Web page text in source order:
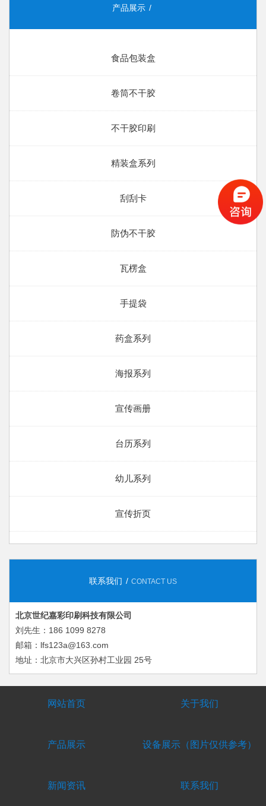
产品展示
食品包装盒
卷筒不干胶
不干胶印刷
精装盒系列
刮刮卡
防伪不干胶
瓦楞盒
手提袋
药盒系列
海报系列
宣传画册
台历系列
幼儿系列
宣传折页
联系我们 CONTACT US
北京世纪嘉彩印刷科技有限公司
刘先生：186 1099 8278
邮箱：lfs123a@163.com
地址：北京市大兴区孙村工业园 25号
网站首页 关于我们
产品展示 设备展示（图片仅供参考）
新闻资讯 联系我们